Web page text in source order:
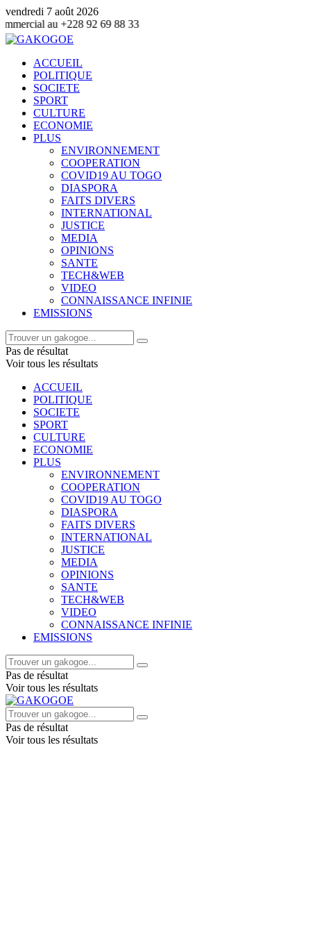
vendredi 7 août 2026
+228 92 69 88 33
ACCUEIL
POLITIQUE
SOCIETE
SPORT
CULTURE
ECONOMIE
PLUS
ENVIRONNEMENT
COOPERATION
COVID19 AU TOGO
DIASPORA
FAITS DIVERS
INTERNATIONAL
JUSTICE
MEDIA
OPINIONS
SANTE
TECH&WEB
VIDEO
CONNAISSANCE INFINIE
EMISSIONS
Pas de résultat
Voir tous les résultats
ACCUEIL
POLITIQUE
SOCIETE
SPORT
CULTURE
ECONOMIE
PLUS
ENVIRONNEMENT
COOPERATION
COVID19 AU TOGO
DIASPORA
FAITS DIVERS
INTERNATIONAL
JUSTICE
MEDIA
OPINIONS
SANTE
TECH&WEB
VIDEO
CONNAISSANCE INFINIE
EMISSIONS
Pas de résultat
Voir tous les résultats
Pas de résultat
Voir tous les résultats